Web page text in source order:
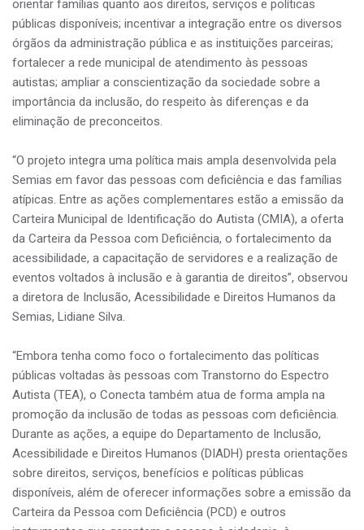
orientar famílias quanto aos direitos, serviços e políticas
públicas disponíveis; incentivar a integração entre os diversos
órgãos da administração pública e as instituições parceiras;
fortalecer a rede municipal de atendimento às pessoas
autistas; ampliar a conscientização da sociedade sobre a
importância da inclusão, do respeito às diferenças e da
eliminação de preconceitos.
“O projeto integra uma política mais ampla desenvolvida pela
Semias em favor das pessoas com deficiência e das famílias
atípicas. Entre as ações complementares estão a emissão da
Carteira Municipal de Identificação do Autista (CMIA), a oferta
da Carteira da Pessoa com Deficiência, o fortalecimento da
acessibilidade, a capacitação de servidores e a realização de
eventos voltados à inclusão e à garantia de direitos”, observou
a diretora de Inclusão, Acessibilidade e Direitos Humanos da
Semias, Lidiane Silva.
“Embora tenha como foco o fortalecimento das políticas
públicas voltadas às pessoas com Transtorno do Espectro
Autista (TEA), o Conecta também atua de forma ampla na
promoção da inclusão de todas as pessoas com deficiência.
Durante as ações, a equipe do Departamento de Inclusão,
Acessibilidade e Direitos Humanos (DIADH) presta orientações
sobre direitos, serviços, benefícios e políticas públicas
disponíveis, além de oferecer informações sobre a emissão da
Carteira da Pessoa com Deficiência (PCD) e outros